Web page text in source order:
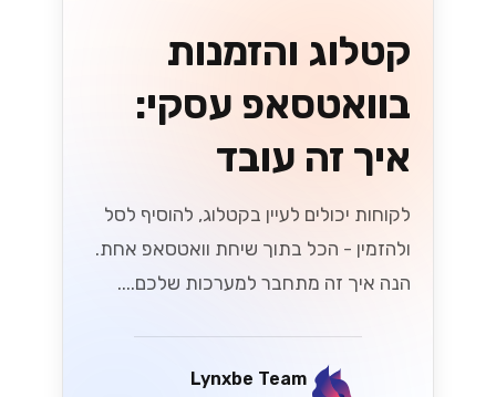
החדשים של ישראל
עבור מסחר
אלקטרוני בשנת
2026
האם אתה מוכן לשינויים בחוקי המס
הישראלים בשנת 2026 שמשפיעים על
חיוניות כדי לנווט בשינויים הללו ולשגשג
בשוק הדיגיטלי....